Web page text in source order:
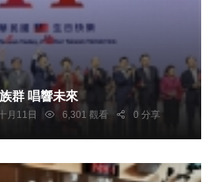
群 唱響未來
月11日 6,301 觀看 0 分享